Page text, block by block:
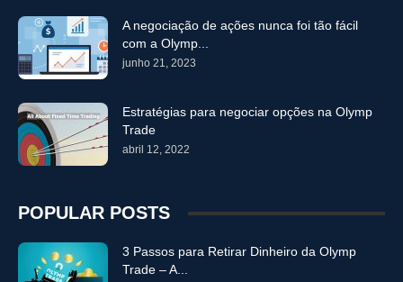
A negociação de ações nunca foi tão fácil
com a Olymp...
junho 21, 2023
Estratégias para negociar opções na Olymp
Trade
abril 12, 2022
POPULAR POSTS
3 Passos para Retirar Dinheiro da Olymp
Trade – A...